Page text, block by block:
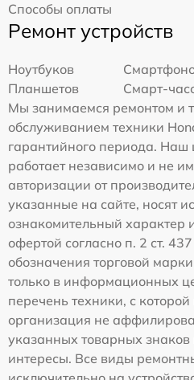
Способы оплаты
Ремонт устройств
Ноутбуков
Планшетов
Смарт-
Мы занимаемся ремонтом и
обслуживанием техники
гарантийного периода. Наш
работает независимо и не
авторизации от
указанные на сайте, носят
ознакомительный характер
офертой согласно п. 2 ст.
обозначения торговой
только в информационных
перечень техники, с
организация не
указанных товарных знаков
интересы. Все виды